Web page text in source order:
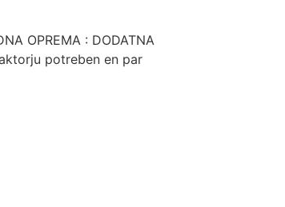
OPREMA : DODATNA
potreben en par